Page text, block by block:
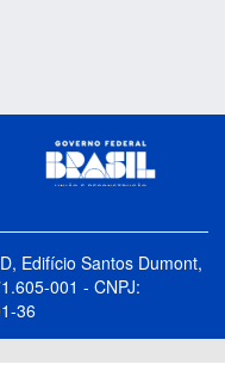
Edifício Santos Dumont,
001 - CNPJ:
36